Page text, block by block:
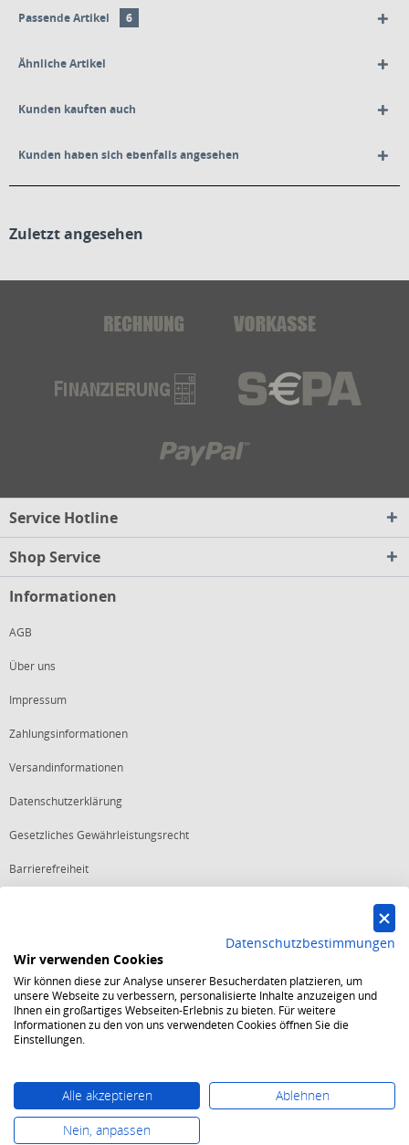
Passende Artikel 6
Ähnliche Artikel
Kunden kauften auch
Kunden haben sich ebenfalls angesehen
Zuletzt angesehen
Service Hotline
Shop Service
Informationen
AGB
Über uns
Impressum
Zahlungsinformationen
Versandinformationen
Datenschutzerklärung
Gesetzliches Gewährleistungsrecht
Barrierefreiheit
Starker Service
Shops mit dem Excellent Shop Award stehen seit mehr als 5,
10, 15 oder 20 Jahren für ein sicheres und angenehmes
Einkaufserlebnis.
Echte Verlässlichkeit
Jede Bestellung ist durch den Trusted Shops Käuferschutz
abgesichert und es gelten strenge Kriterien zum Schutz
persönlicher Daten.
Datenschutzbestimmungen
Wir verwenden Cookies
Wir können diese zur Analyse unserer Besucherdaten platzieren, um
unsere Webseite zu verbessern, personalisierte Inhalte anzuzeigen und
Ihnen ein großartiges Webseiten-Erlebnis zu bieten. Für weitere
Informationen zu den von uns verwendeten Cookies öffnen Sie die
Einstellungen.
Alle akzeptieren
Ablehnen
Nein, anpassen